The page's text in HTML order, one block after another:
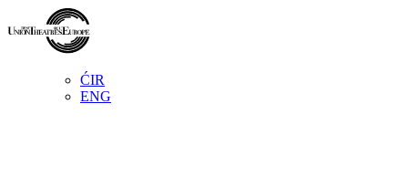
ĆIR
ENG